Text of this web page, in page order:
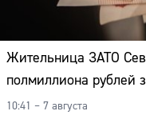
Жительница ЗАТО
полмиллиона рублей
10:41 – 7 августа